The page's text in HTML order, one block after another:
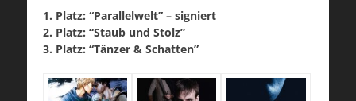
1. Platz: “Parallelwelt” – signiert
2. Platz: “Staub und Stolz”
3. Platz: “Tänzer & Schatten”